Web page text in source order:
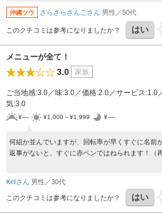
ではと思います。回転が速く、割と早く品も出て
の天ぷらとすっきりしたそばが旅行で胃も疲れた
沖縄ツウ さらさらさんごさん 男性／50代
このクチコミは参考になりましたか？ はい
メニューが全て！
3.0 家族
ご当地感:3.0／味:3.0／価格:2.0／サービス:1.0
気:3.0
¥---- ¥1,000～¥1,999 ¥----
何組か並んでいますが、回転率が早くすぐに名前
返事がないと、すぐに赤ペンではねられます！（
おろしが入ってる蕎麦があるか？と質問したとこ
なりました。
結局、冷やしたぬきを注文。おもしろい接客も魅力
KeIさん 男性／30代
このクチコミは参考になりましたか？ はい